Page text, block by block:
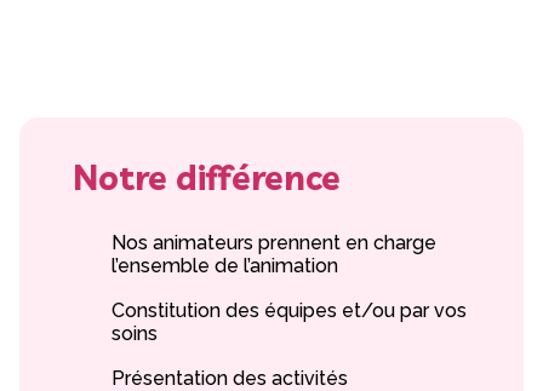
Notre différence
Nos animateurs prennent en charge
l’ensemble de l’animation
Constitution des équipes et/ou par vos
soins
Présentation des activités